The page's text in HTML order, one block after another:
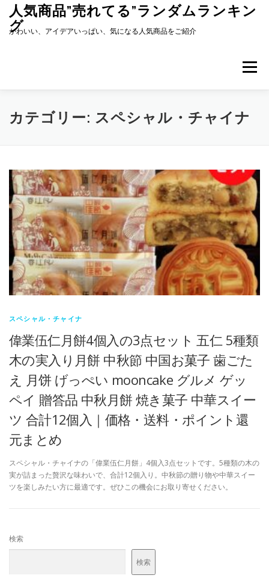
キ
人気商品”売れてる”ランダムランキン
グ
かわいい、アイデアいっぱい、気になる人気商品をご紹介
メニュー
カテゴリー: スペシャル・チャイナ
スペシャル・チャイナ
偉業伍仁月餅4個入の3点セット 五仁 5種類
木の実入り月餅 中秋節 中国お菓子 歯ごた
え 月饼 げっぺい mooncake グルメ ゲッ
ペイ 贈答品 中秋月餅 焼き菓子 中華スイー
ツ 合計12個入｜価格・送料・ポイント還
元まとめ
スペシャル・チャイナの「偉業伍仁月餅」4個入3点セットです。5種類の木の
実が詰まった贅沢な味わいで、合計12個入り。中秋節の贈り物や中華スイー
ツを楽しみたい方に最適です。ぜひこの機会にお取り寄せください。
検索
検索